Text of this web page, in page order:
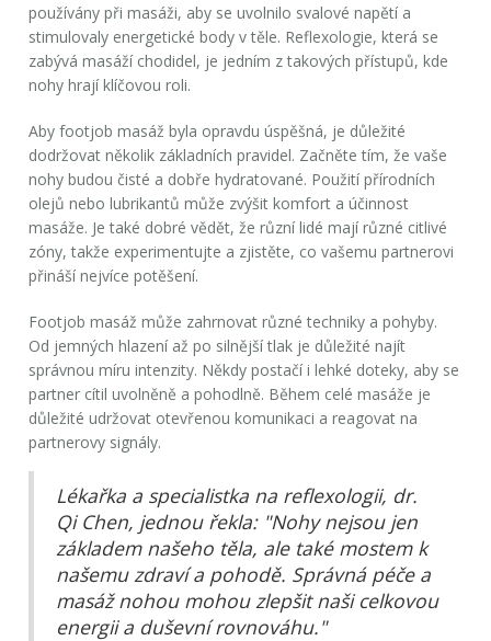
používány při masáži, aby se uvolnilo svalové napětí a
stimulovaly energetické body v těle. Reflexologie, která se
zabývá masáží chodidel, je jedním z takových přístupů, kde
nohy hrají klíčovou roli.
Aby footjob masáž byla opravdu úspěšná, je důležité
dodržovat několik základních pravidel. Začněte tím, že vaše
nohy budou čisté a dobře hydratované. Použití přírodních
olejů nebo lubrikantů může zvýšit komfort a účinnost
masáže. Je také dobré vědět, že různí lidé mají různé citlivé
zóny, takže experimentujte a zjistěte, co vašemu partnerovi
přináší nejvíce potěšení.
Footjob masáž může zahrnovat různé techniky a pohyby.
Od jemných hlazení až po silnější tlak je důležité najít
správnou míru intenzity. Někdy postačí i lehké doteky, aby se
partner cítil uvolněně a pohodlně. Během celé masáže je
důležité udržovat otevřenou komunikaci a reagovat na
partnerovy signály.
Lékařka a specialistka na reflexologii, dr.
Qi Chen, jednou řekla: "Nohy nejsou jen
základem našeho těla, ale také mostem k
našemu zdraví a pohodě. Správná péče a
masáž nohou mohou zlepšit naši celkovou
energii a duševní rovnováhu."